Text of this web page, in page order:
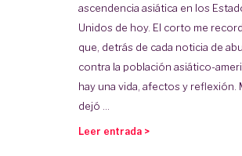
ascendencia asiática en los
Unidos de hoy. El corto me
que, detrás de cada noticia de
contra la población asiático-
hay una vida, afectos y reflexión.
dejó ...
Leer entrada >